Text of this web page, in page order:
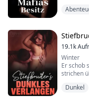
Ich
konnt...
19.1k
Winter
Er schob
strichen
Dunkel